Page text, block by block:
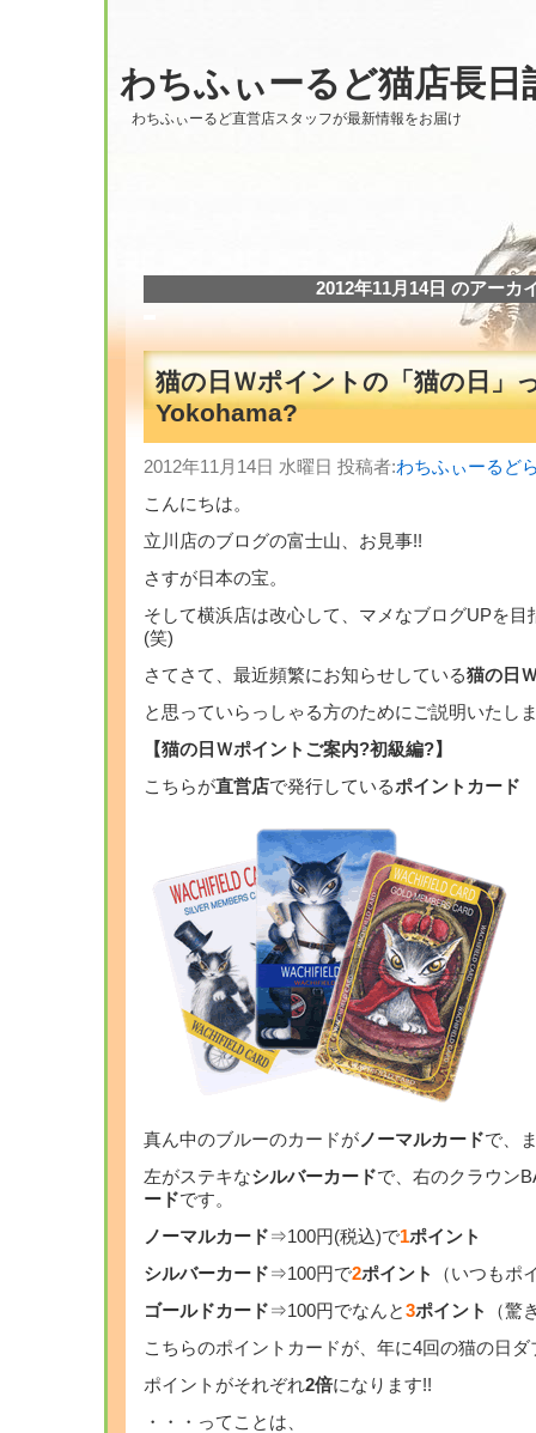
わちふぃーるど猫店長日
わちふぃーるど直営店スタッフが最新情報をお届け
2012年11月14日 のアーカ
猫の日Ｗポイントの「猫の日」
Yokohama?
2012年11月14日 水曜日 投稿者:わちふぃーるど
こんにちは。
立川店のブログの富士山、お見事!!
さすが日本の宝。
そして横浜店は改心して、マメなブログUPを目
(笑)
さてさて、最近頻繁にお知らせしている猫の日
と思っていらっしゃる方のためにご説明いたし
【猫の日Ｗポイントご案内?初級編?】
こちらが直営店で発行しているポイントカード
真ん中のブルーのカードが ノーマルカードで、
左がステキなシルバーカードで、右のクラウン
ードです。
ノーマルカード⇒100円(税込)で1ポイント
シルバーカード⇒100円で2ポイント
（いつもポ
ゴールドカード⇒100円でなんと3ポイント
（驚
こちらのポイントカードが、年に4回の猫の日
ポイントがそれぞれ2倍になります!!
・・・ってことは、